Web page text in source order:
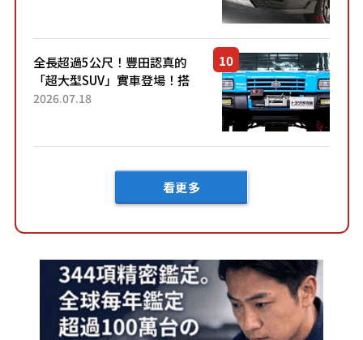
全長超過5公尺！豐田認真的
「超大型SUV」實車登場！搭
載後輪也會轉向的「四輪轉
「Mega C...
2026.07.18
看更多